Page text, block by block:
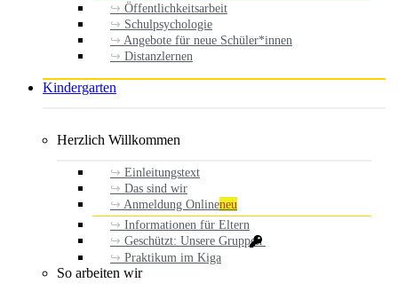
Öffentlichkeitsarbeit
Schulpsychologie
Angebote für neue Schüler*innen
Distanzlernen
Kindergarten
Herzlich Willkommen
Einleitungstext
Das sind wir
Anmeldung Onlineneu
Informationen für Eltern
Geschützt: Unsere Gruppen
Praktikum im Kiga
So arbeiten wir